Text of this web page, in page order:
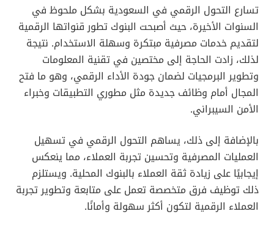
تسارع التحول الرقمي في السعودية بشكل ملحوظ في
السنوات الأخيرة، حيث أصبحت البنوك تطور قنواتها الرقمية
لتقديم خدمات مصرفية مبتكرة وسهلة الاستخدام. نتيجة
لذلك، زادت الحاجة إلى مختصين في تقنية المعلومات
وتطوير البرمجيات لضمان جودة الأداء الرقمي، وهو ما فتح
المجال أمام وظائف جديدة مثل مطوري التطبيقات وخبراء
الأمن السيبراني.
بالإضافة إلى ذلك، يساهم التحول الرقمي في تسهيل
العمليات المصرفية وتحسين تجربة العملاء، مما ينعكس
إيجابيًا على زيادة ثقة العملاء بالبنوك المحلية. ويستلزم
ذلك توظيف فرق متخصصة تعمل على متابعة وتطوير تجربة
العملاء الرقمية لتكون أكثر سهولة وأمانًا.